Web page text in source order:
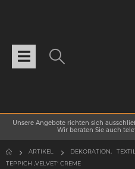
Unsere Angebote richten sich
Wir beraten Sie auch
ARTIKEL DEKORATION
TEPPICH ‚VELVET‘ CREME